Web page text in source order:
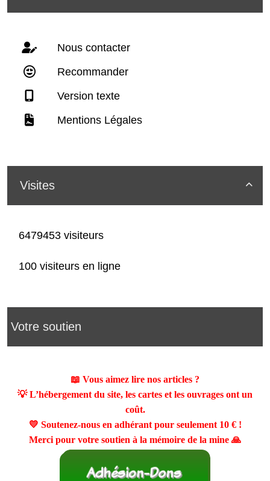
Nous contacter
Recommander
Version texte
Mentions Légales

Visites
6479453 visiteurs
100 visiteurs en ligne
Votre soutien
📖 Vous aimez lire nos articles ?
💡 L’hébergement du site, les cartes et les ouvrages ont un
coût.
💛 Soutenez-nous en adhérant pour seulement 10 €!
Merci pour votre soutien à la mémoire de la mine 🙏